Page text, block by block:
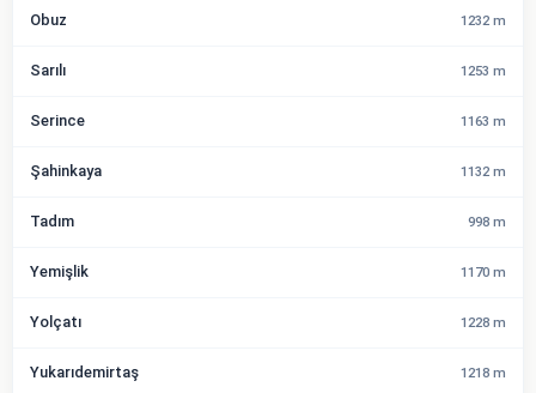
Obuz 1232 m
Sarılı 1253 m
Serince 1163 m
Şahinkaya 1132 m
Tadım 998 m
Yemişlik 1170 m
Yolçatı 1228 m
Yukarıdemirtaş 1218 m